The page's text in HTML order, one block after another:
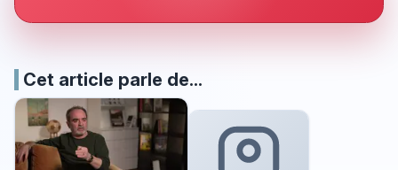
Cet article parle de...